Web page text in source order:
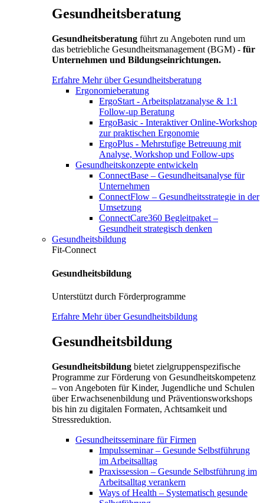
Gesundheitsberatung
Gesundheitsberatung führt zu Angeboten rund um
das betriebliche Gesundheitsmanagement (BGM) - für
Unternehmen und Bildungseinrichtungen.
Erfahre Mehr über Gesundheitsberatung
Ergonomieberatung
ErgoStart - Arbeitsplatzanalyse & 1:1
Follow-up Beratung
ErgoBasic - Interaktiver Online-Workshop
zur praktischen Ergonomie
ErgoPlus - Mehrstufige Betreuung mit
Analyse, Workshop und Follow-ups
Gesundheitskonzepte entwickeln
ConnectBase – Gesundheitsanalyse für
Unternehmen
ConnectFlow – Gesundheitsstrategie in der
Umsetzung
ConnectCare360 Begleitpaket –
Gesundheit strategisch denken
Gesundheitsbildung
Fit-Connect
Gesundheitsbildung
Unterstützt durch Förderprogramme
Erfahre Mehr über Gesundheitsbildung
Gesundheitsbildung
Gesundheitsbildung bietet zielgruppenspezifische
Programme zur Förderung von Gesundheitskompetenz
– von Angeboten für Kinder, Jugendliche und Schulen
über Erwachsenenbildung und Präventionsworkshops
bis hin zu digitalen Formaten, Achtsamkeit und
Stressreduktion.
Gesundheitsseminare für Firmen
Impulsseminar – Gesunde Selbstführung
im Arbeitsalltag
Praxissession – Gesunde Selbstführung im
Arbeitsalltag verankern
Ways of Health – Systematisch gesunde